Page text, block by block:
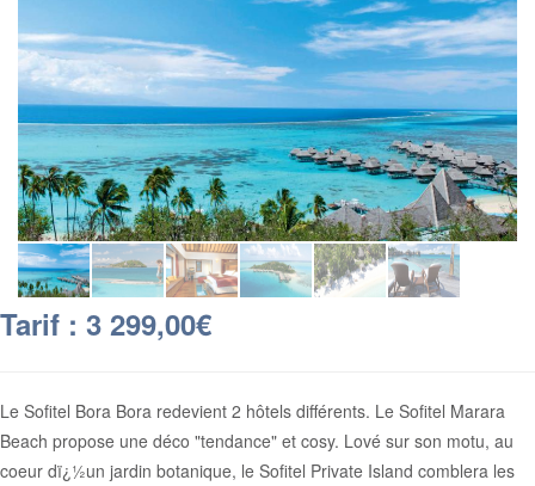
Tarif : 3 299,00€
Le Sofitel Bora Bora redevient 2 hôtels différents. Le Sofitel Marara
Beach propose une déco "tendance" et cosy. Lové sur son motu, au
coeur dï¿½un jardin botanique, le Sofitel Private Island comblera les